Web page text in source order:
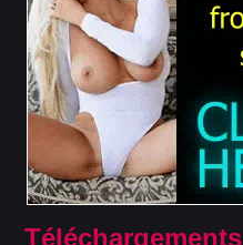
Téléchargements